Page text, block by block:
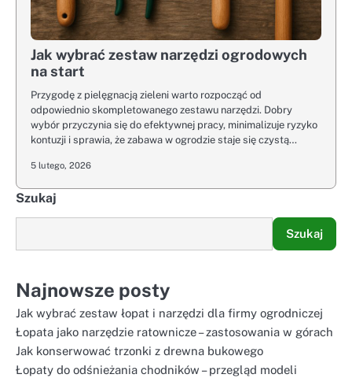
Jak wybrać zestaw narzędzi ogrodowych
na start
Przygodę z pielęgnacją zieleni warto rozpocząć od
odpowiednio skompletowanego zestawu narzędzi. Dobry
wybór przyczynia się do efektywnej pracy, minimalizuje ryzyko
kontuzji i sprawia, że zabawa w ogrodzie staje się czystą…
5 lutego, 2026
Szukaj
Szukaj
Najnowsze posty
Jak wybrać zestaw łopat i narzędzi dla firmy ogrodniczej
Łopata jako narzędzie ratownicze – zastosowania w górach
Jak konserwować trzonki z drewna bukowego
Łopaty do odśnieżania chodników – przegląd modeli